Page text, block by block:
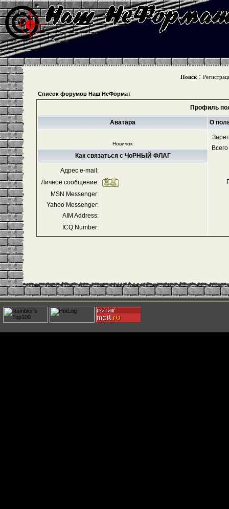
Поиск :
Список форумов Наш НеФормат
Профиль
Аватара О
Новичок
Как связаться с ЧоРНЫЙ ФЛАГ
Адрес e-mail:
Личное сообщение:
MSN Messenger:
Yahoo Messenger:
AIM Address:
ICQ Number: